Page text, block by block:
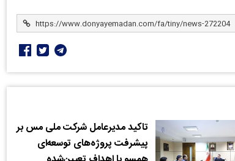
تاکید مدیرعامل شرکت ملی مس بر
پیشرفت پروژه‌های توسعه‌ای